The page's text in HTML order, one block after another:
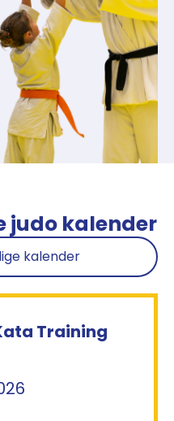
judo kalender
kalender
Training